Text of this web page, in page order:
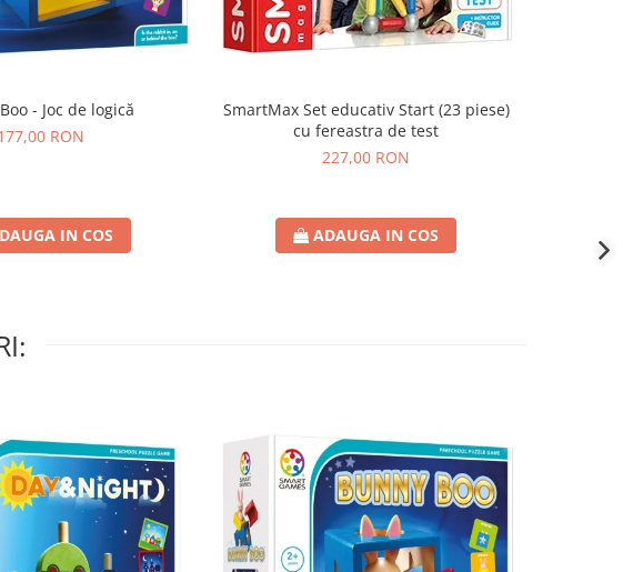
- Joc de logică
RON
IN COS
SmartMax Set educativ Start (23 piese)
cu fereastra de test
227,00 RON
ADAUGA IN COS